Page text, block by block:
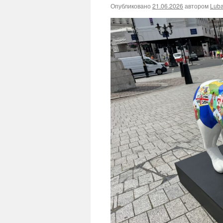
Опубликовано 21.06.2026 автором